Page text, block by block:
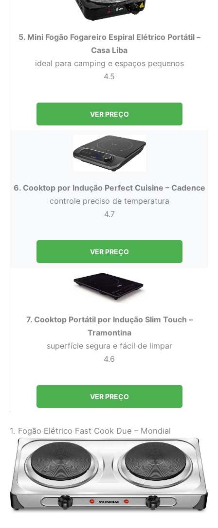
5. Mini Fogão Fogareiro Espiral Elétrico Portátil –
Casa Liba
ideal para camping e espaços pequenos
4.5
VER PREÇO
6. Cooktop por Indução Perfect Cuisine – Cadence
controle preciso de temperatura
4.7
VER PREÇO
7. Cooktop Portátil por Indução Slim Touch –
Tramontina
superfície segura e fácil de limpar
4.6
VER PREÇO
1. Fogão Elétrico Fast Cook Due – Mondial